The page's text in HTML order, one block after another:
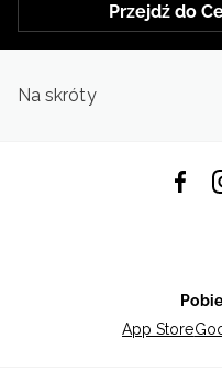
Przejdź do
Na skróty
App Store